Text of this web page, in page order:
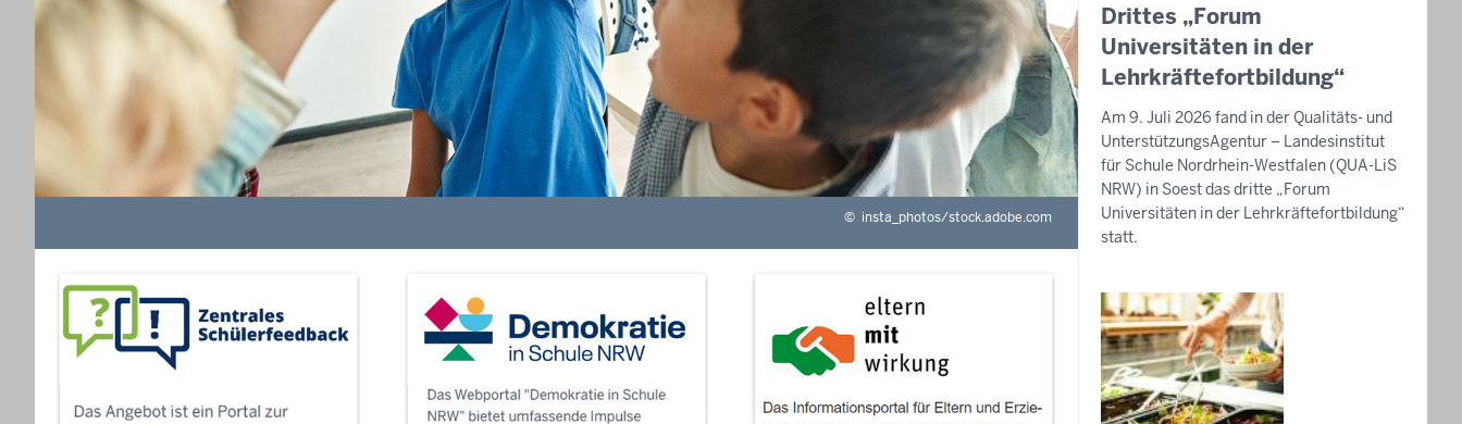
© insta_photos/stock.adobe.com
Sonntag,
9.
August
-
09:40
Drittes „Forum
Universitäten in der
Lehrkräftefortbildung“
Am 9. Juli 2026 fand in der Qualitäts- und
UnterstützungsAgentur – Landesinstitut
für Schule Nordrhein-Westfalen (QUA-LiS
NRW) in Soest das dritte „Forum
Universitäten in der Lehrkräftefortbildung“
statt.